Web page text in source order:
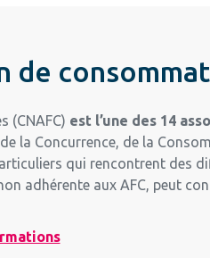
de
(CNAFC) est l’une des 14
la Concurrence, de la
qui rencontrent des
adhérente aux AFC, peut